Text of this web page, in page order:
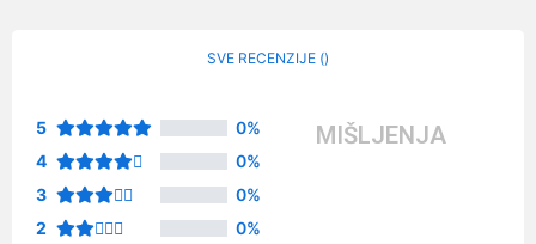
SVE RECENZIJE ()
5
0%
4
0%
3
0%
2
0%
MIŠLJENJA